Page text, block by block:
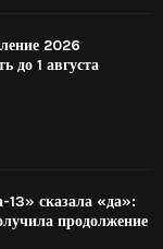
2026
до 1 августа
13» сказала «да»:
продолжение